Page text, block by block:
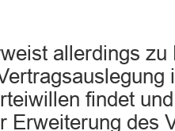
allerdings
findet
Erweiterung des